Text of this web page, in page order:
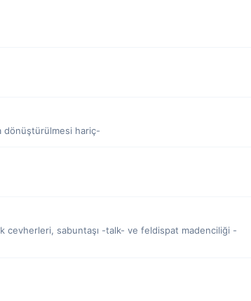
dönüştürülmesi hariç-
cevherleri, sabuntaşı -talk- ve feldispat madenciliği -